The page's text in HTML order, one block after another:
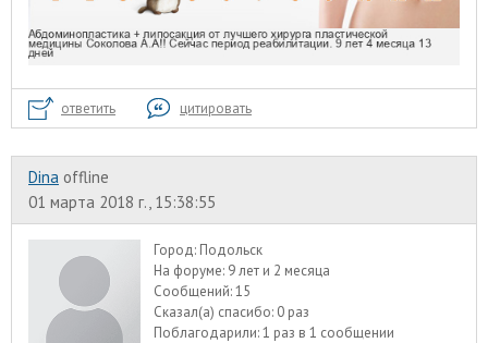
ответить цитировать
Dina offline
01 марта 2018 г., 15:38:55
Город: Подольск
На форуме: 9 лет и 2 месяца
Сообщений:15
Сказал(а) спасибо: 0 раз
Поблагодарили:1 раз в 1 сообщении